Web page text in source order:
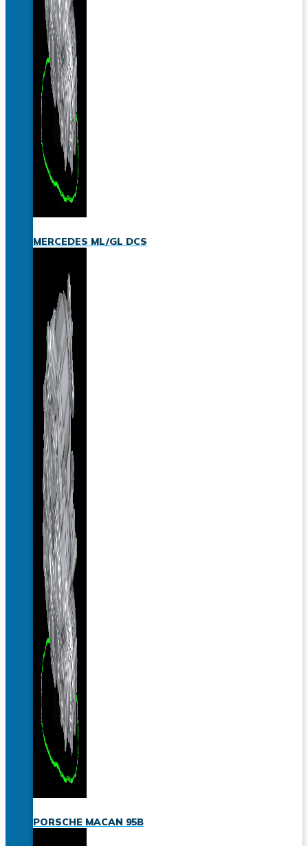
MERCEDES ML/GL DCS
PORSCHE MACAN 95B